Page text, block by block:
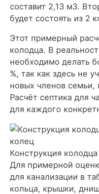
составит 2,13 м3.
будет состоять из 2
Этот примерный
колодца. В
необходимо делать
%, так как здесь не
новых членов семьи,
Расчёт септика для
для каждого
Конструкция
Для примерной
для канализации в
кольца, крышки,